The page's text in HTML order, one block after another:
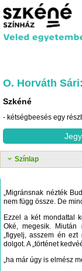
O. Horváth Sári
Szkéné
- kétségbeesés egy
Színlap
„Migránsnak nézték
nem függ össze. De
Ezzel a két mondattal
Oké, megesik.
„figyelj, asszem én
dolgot. A „történet
„ha már úgy is elmész